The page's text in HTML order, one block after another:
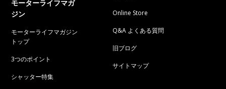
モーターライフマガ
ジン
モーターライフマガジン
トップ
3つのポイント
シャッター特集
Online Store
Q&A よくある質問
旧ブログ
サイトマップ